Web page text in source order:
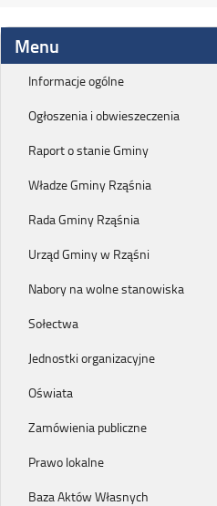
Menu
Informacje ogólne
Ogłoszenia i obwieszeczenia
Raport o stanie Gminy
Władze Gminy Rząśnia
Rada Gminy Rząśnia
Urząd Gminy w Rząśni
Nabory na wolne stanowiska
Sołectwa
Jednostki organizacyjne
Oświata
Zamówienia publiczne
Prawo lokalne
Baza Aktów Własnych